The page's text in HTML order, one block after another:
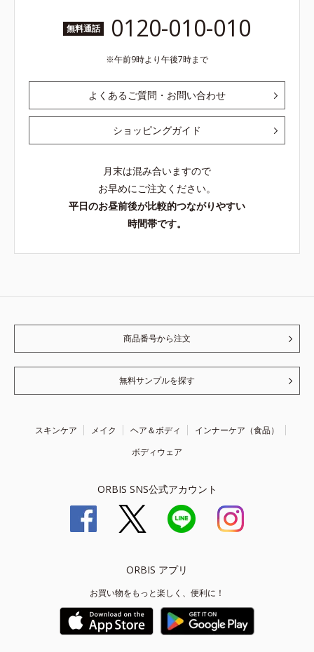
無料通話 0120-010-010
午前9時より午後7時まで
よくあるご質問・お問い合わせ
ショッピングガイド
月末は混み合いますので
お早めにご注文ください。
平日のお昼前後が比較的つながりやすい
時間帯です。
商品番号から注文
無料サンプルを探す
スキンケア メイク ヘア＆ボディ
インナーケア（食品）
ボディウェア
ORBIS SNS公式アカウント
ORBIS アプリ
お買い物をもっと楽しく、便利に！